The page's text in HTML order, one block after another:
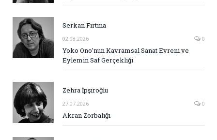
Serkan Fırtına
02.08.2026 0
Yoko Ono’nun Kavramsal Sanat Evreni ve
Eylemin Saf Gerçekliği
Zehra İpşiroğlu
27.07.2026 0
Akran Zorbalığı